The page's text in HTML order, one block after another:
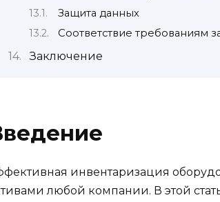
Защита данных
Соответствие требованиям
Заключение
инвентаризация
любой компании. В этой